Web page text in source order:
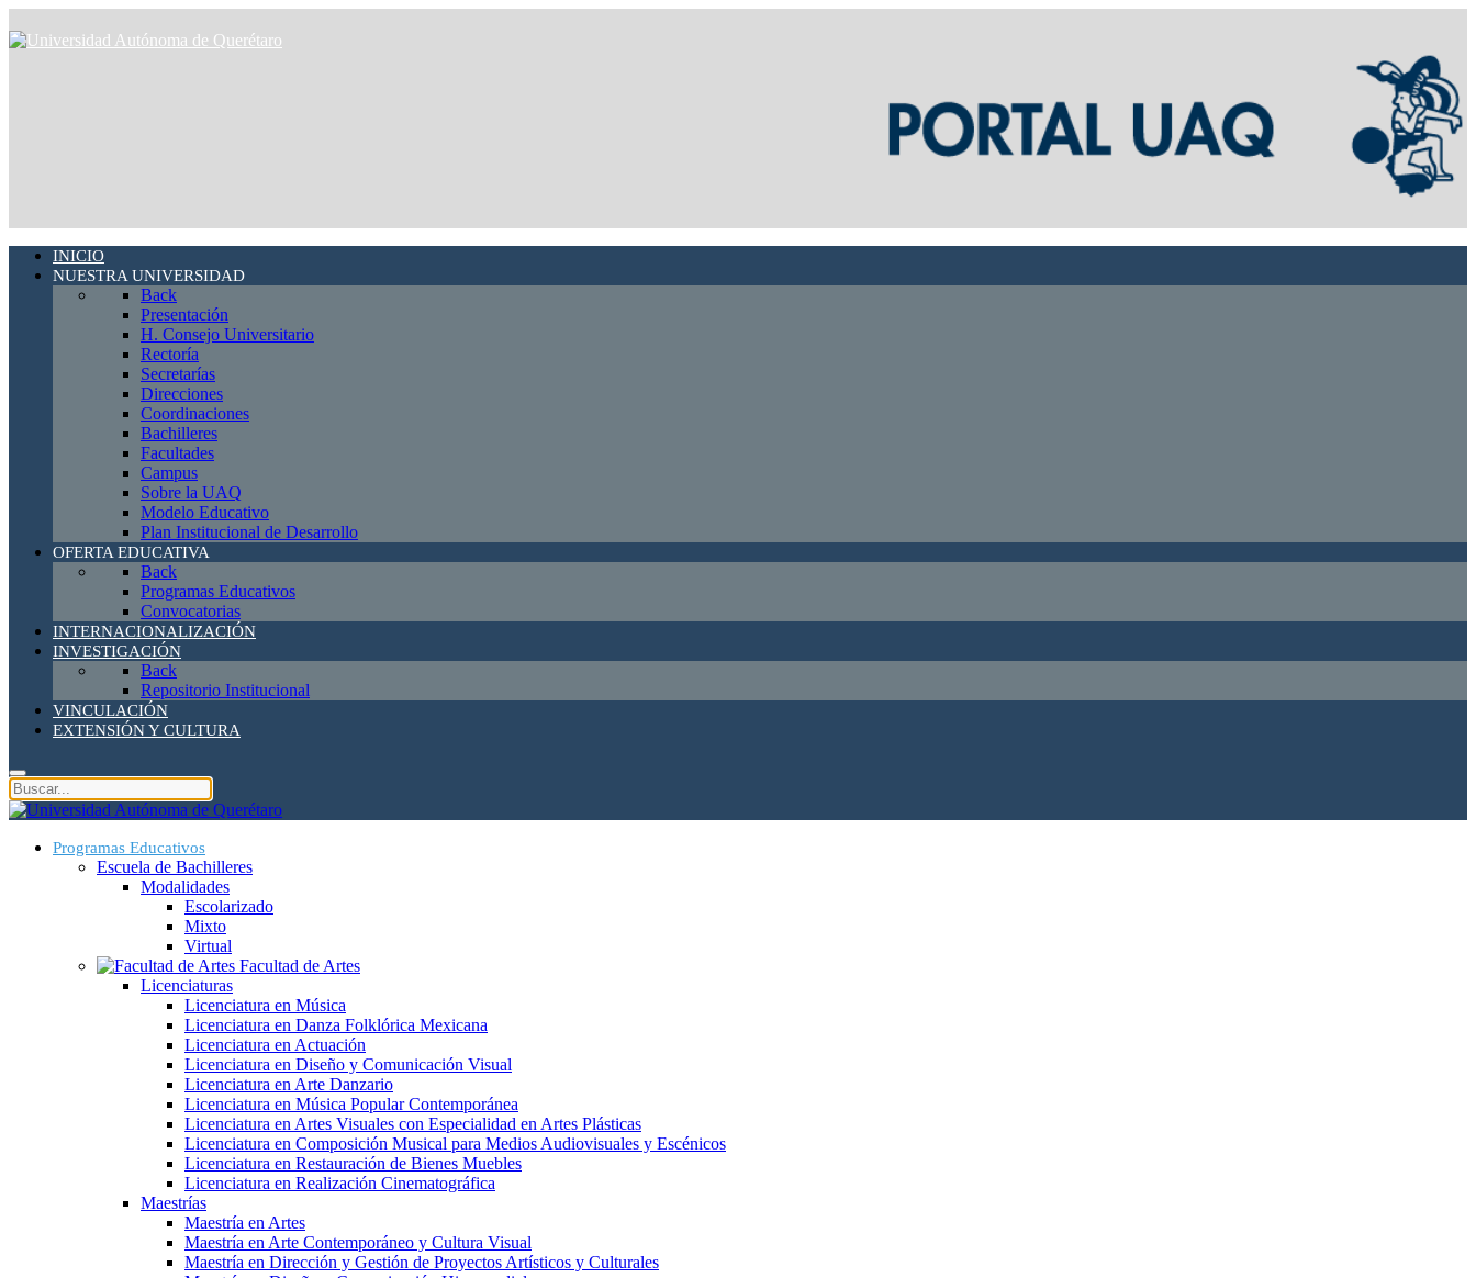
INICIO
NUESTRA UNIVERSIDAD
Back
Presentación
H. Consejo Universitario
Rectoría
Secretarías
Direcciones
Coordinaciones
Bachilleres
Facultades
Campus
Sobre la UAQ
Modelo Educativo
Plan Institucional de Desarrollo
OFERTA EDUCATIVA
Back
Programas Educativos
Convocatorias
INTERNACIONALIZACIÓN
INVESTIGACIÓN
Back
Repositorio Institucional
VINCULACIÓN
EXTENSIÓN Y CULTURA
Programas Educativos
Escuela de Bachilleres
Modalidades
Escolarizado
Mixto
Virtual
Facultad de Artes
Licenciaturas
Licenciatura en Música
Licenciatura en Danza Folklórica Mexicana
Licenciatura en Actuación
Licenciatura en Diseño y Comunicación Visual
Licenciatura en Arte Danzario
Licenciatura en Música Popular Contemporánea
Licenciatura en Artes Visuales con Especialidad en Artes Plásticas
Licenciatura en Composición Musical para Medios Audiovisuales y Escénicos
Licenciatura en Restauración de Bienes Muebles
Licenciatura en Realización Cinematográfica
Maestrías
Maestría en Artes
Maestría en Arte Contemporáneo y Cultura Visual
Maestría en Dirección y Gestión de Proyectos Artísticos y Culturales